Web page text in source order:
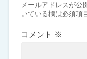
メールアドレスが公
いている欄は必須項
コメント ※